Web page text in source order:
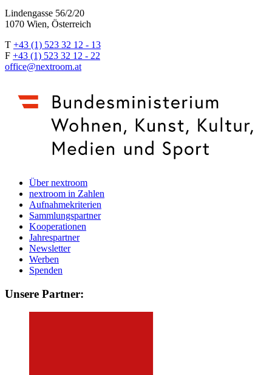
Lindengasse 56/2/20
1070 Wien, Österreich
T +43 (1) 523 32 12 - 13
F +43 (1) 523 32 12 - 22
office@nextroom.at
Über nextroom
nextroom in Zahlen
Aufnahmekriterien
Sammlungspartner
Kooperationen
Jahrespartner
Newsletter
Werben
Spenden
Unsere Partner: